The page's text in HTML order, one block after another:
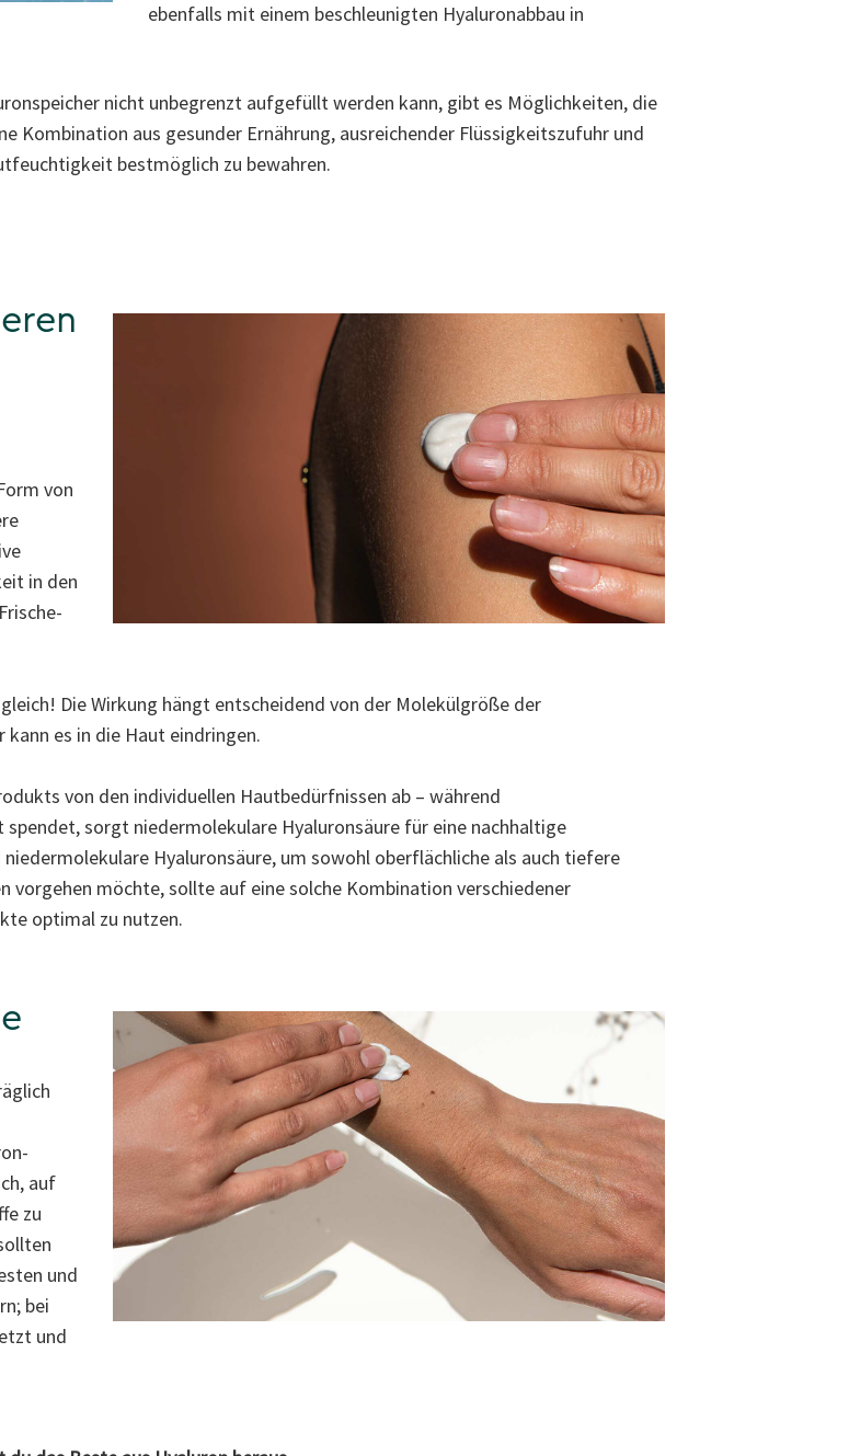
ebenfalls mit einem beschleunigten Hyaluronabbau in
nicht unbegrenzt aufgefüllt werden kann, gibt es Möglichkeiten, die
Kombination aus gesunder Ernährung, ausreichender Flüssigkeitszufuhr und
bestmöglich zu bewahren.
von
in den
Die Wirkung hängt entscheidend von der Molekülgröße der
es in die Haut eindringen.
von den individuellen Hautbedürfnissen ab – während
sorgt niedermolekulare Hyaluronsäure für eine nachhaltige
Hyaluronsäure, um sowohl oberflächliche als auch tiefere
vorgehen möchte, sollte auf eine solche Kombination verschiedener
optimal zu nutzen.
auf
zu
und
bei
und